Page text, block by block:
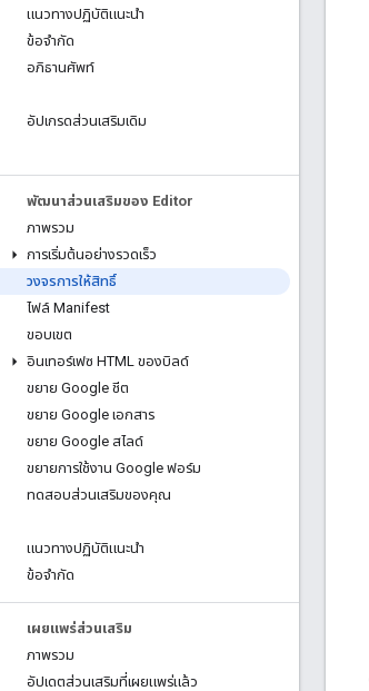
แนวทางปฏิบัติแนะนำ
ข้อจำกัด
อภิธานศัพท์
อัปเกรดส่วนเสริมเดิม
พัฒนาส่วนเสริมของ Editor
ภาพรวม
การเริ่มต้นอย่างรวดเร็ว
วงจรการให้สิทธิ์
ไฟล์ Manifest
ขอบเขต
อินเทอร์เฟซ HTML ของบิลด์
ขยาย Google ชีต
ขยาย Google เอกสาร
ขยาย Google สไลด์
ขยายการใช้งาน Google ฟอร์ม
ทดสอบส่วนเสริมของคุณ
แนวทางปฏิบัติแนะนำ
ข้อจำกัด
เผยแพร่ส่วนเสริม
ภาพรวม
อัปเดตส่วนเสริมที่เผยแพร่แล้ว